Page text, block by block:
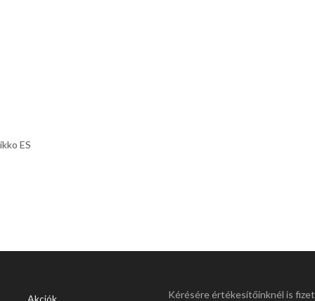
ES
Akciók Kérésére értékesítőinknél is